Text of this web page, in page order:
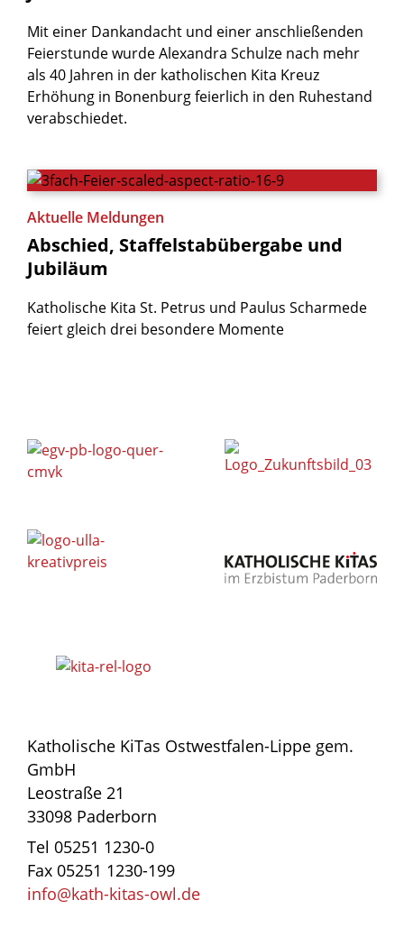
Mit einer Dankandacht und einer anschließenden
Feierstunde wurde Alexandra Schulze nach mehr
als 40 Jahren in der katholischen Kita Kreuz
Erhöhung in Bonenburg feierlich in den Ruhestand
verabschiedet.
Aktuelle Meldungen
Abschied, Staffelstabübergabe und
Jubiläum
Katholische Kita St. Petrus und Paulus Scharmede
feiert gleich drei besondere Momente
Katholische KiTas Ostwestfalen-Lippe gem.
GmbH
Leostraße 21
33098 Paderborn
Tel 05251 1230-0
Fax 05251 1230-199
info@kath-kitas-owl.de